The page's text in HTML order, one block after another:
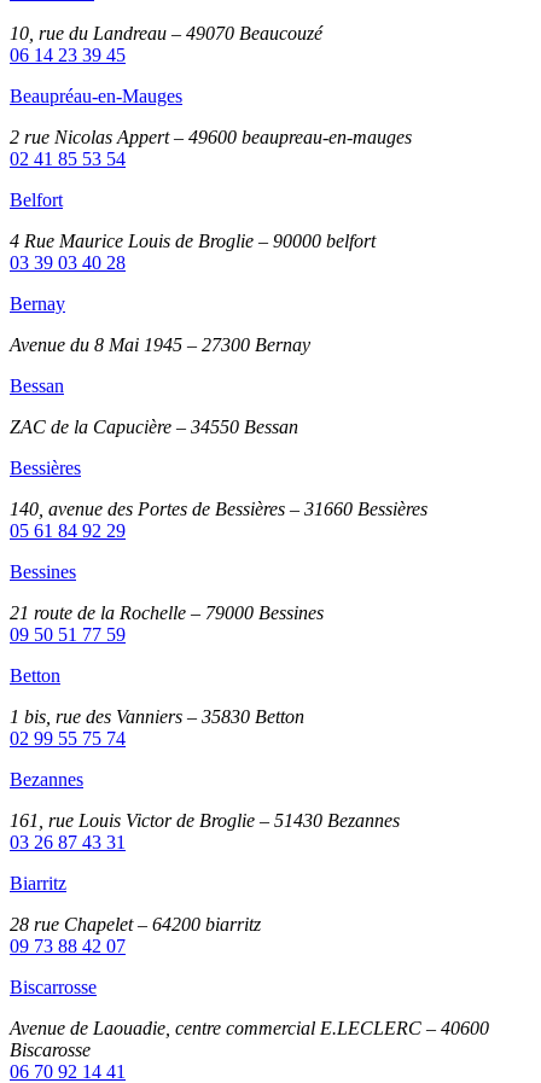
10, rue du Landreau – 49070 Beaucouzé
06 14 23 39 45
Beaupréau-en-Mauges
2 rue Nicolas Appert – 49600 beaupreau-en-mauges
02 41 85 53 54
Belfort
4 Rue Maurice Louis de Broglie – 90000 belfort
03 39 03 40 28
Bernay
Avenue du 8 Mai 1945 – 27300 Bernay
Bessan
ZAC de la Capucière – 34550 Bessan
Bessières
140, avenue des Portes de Bessières – 31660 Bessières
05 61 84 92 29
Bessines
21 route de la Rochelle – 79000 Bessines
09 50 51 77 59
Betton
1 bis, rue des Vanniers – 35830 Betton
02 99 55 75 74
Bezannes
161, rue Louis Victor de Broglie – 51430 Bezannes
03 26 87 43 31
Biarritz
28 rue Chapelet – 64200 biarritz
09 73 88 42 07
Biscarrosse
Avenue de Laouadie, centre commercial E.LECLERC – 40600
Biscarosse
06 70 92 14 41